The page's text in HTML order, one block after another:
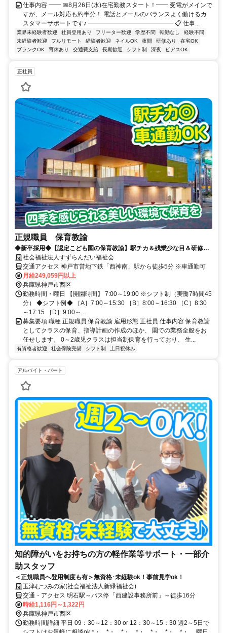
仕事内容 ━━ 📅8月26日(水)在宅勤務スタート！━━ 受電がメインで
すが、メール対応も約半分！ 電話とメールのバランスよく働けるカ
スタマーサポートです♪ ━━━━━━━━━━━━━━ 📋 仕事...
業界未経験者歓迎 社員登用あり フリーター歓迎 学歴不問 転勤なし
経験不問
未経験者歓迎
フルリモート 経験者歓迎 ネイルOK 夜間 研修あり
在宅OK
ブランクOK
育休あり 交通費支給 長期歓迎 シフト制 深夜 ピアスOK
正社員
正規職員 保育教諭
◆新卒採用◆【認定こども園の保育教諭】駅チカ＆残業少な目＆研修充
実！アットホームな環境♪
社会福祉法人すずらんだい福祉会
交通アクセス 神戸市営地下鉄「西神南」駅から徒歩5分 ※車通勤可
月給249,059円以上
兵庫県神戸市西区
勤務時間・曜日 【開園時間】 7:00～19:00 ※シフト制（実働7時間45
分） ◆シフト例◆ ［A］7:00～15:30 ［B］8:00～16:30 ［C］8:30
～17:15 ［D］9:00～...
募集要項 職種 正規職員 保育教諭 雇用形態 正社員 仕事内容 保育教諭
としてクラスの保育、指導計画の作成のほか、 園での業務全般をお
任せします。 0～2歳児クラスは担当制保育を行っており、 生...
有資格者歓迎 社会保険完備 シフト制 土日祝休み
アルバイト・パート
知的障がいをお持ちの方の軽作業等サポート・一部介
助スタッフ
＜正規職員へ登用制度も有＞無資格･未経験ok！事前見学ok！
玉津むつみの家(社会福祉法人新緑福祉会)
交通・アクセス 明石駅～バス停「西建設事務所前」～徒歩16分
時給1,116円～1,322円
兵庫県神戸市西区
勤務時間詳細 平日 09：30～12：30 or 12：30～15：30 週2～5日で